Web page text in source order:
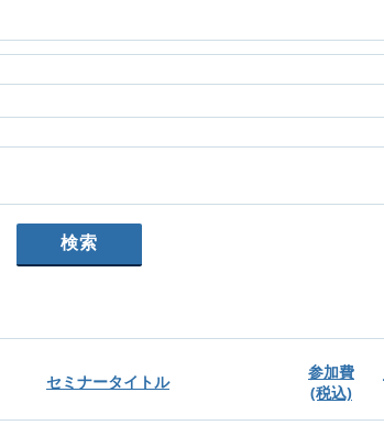
セミナータイトル
参加費
(税込)